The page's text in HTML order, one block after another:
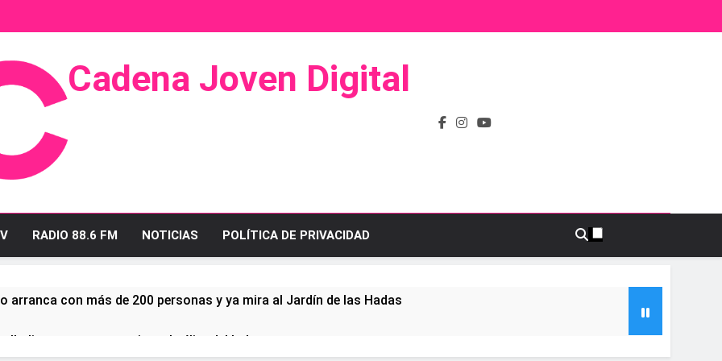
Cadena Joven Digital
Radio Y Televisión
RADIO 88.6 FM NOTICIAS POLÍTICA DE PRIVACIDAD
arranca con más de 200 personas y ya mira al Jardín de las Hadas
linense tras conquistar la élite del baloncesto